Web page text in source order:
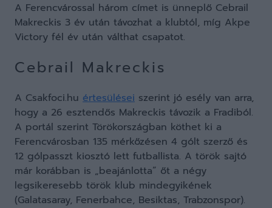
A Ferencvárossal három címet is ünneplő Cebrail
Makreckis 3 év után távozhat a klubtól, míg Akpe
Victory fél év után válthat csapatot.
Cebrail Makreckis
A Csakfoci.hu értesülései szerint jó esély van arra,
hogy a 26 esztendős Makreckis távozik a Fradiból.
A portál szerint Törökországban köthet ki a
Ferencvárosban 135 mérkőzésen 4 gólt szerző és
12 gólpasszt kiosztó lett futballista. A török sajtó
már korábban is „beajánlotta” őt a négy
legsikeresebb török klub mindegyikének
(Galatasaray, Fenerbahce, Besiktas, Trabzonspor).